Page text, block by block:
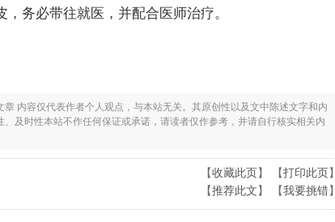
务必带往就医，并配合医师治疗。
内容仅代表作者个人观点，与本站无关。其原创性以及文中陈述文字和内
及时性本站不作任何保证或承诺，请读者仅作参考，并请自行核实相关内
【收藏此页】 【打印此页】
【推荐此文】 【我要挑错】